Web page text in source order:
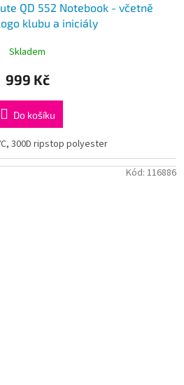
QD 552 Notebook - včetně
klubu a iniciály
Skladem
999 Kč
Do košíku
300D ripstop polyester
Kód: 116886